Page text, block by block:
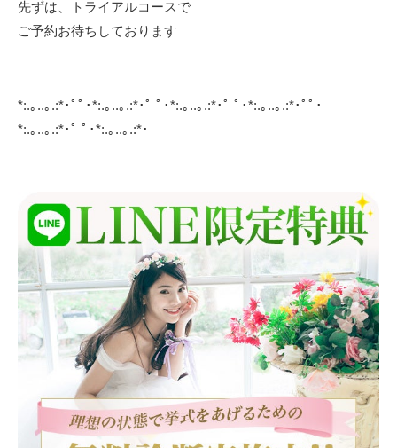
先ずは、トライアルコースで
ご予約お待ちしております
*:.｡..｡.:*･ﾟﾟ･*:.｡..｡.:*･ﾟ ﾟ･*:.｡..｡.:*･ﾟ ﾟ･*:.｡..｡.:*･ﾟﾟ･
*:.｡..｡.:*･ﾟ ﾟ･*:.｡..｡.:*･